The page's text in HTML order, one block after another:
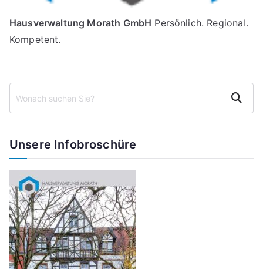
Hausverwaltung Morath GmbH Persönlich. Regional.
Kompetent.
e
Suchen
Unsere Infobroschüre